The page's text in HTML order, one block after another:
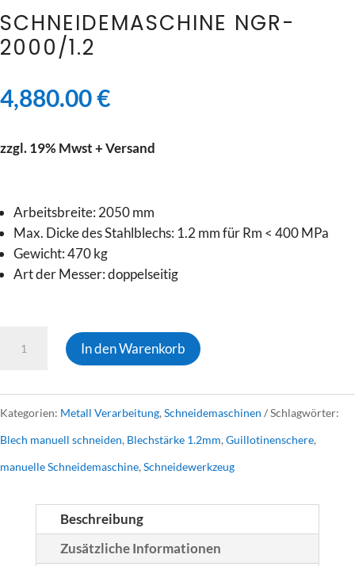
SCHNEIDEMASCHINE NGR-
2000/1.2
4,880.00€
zzgl. 19% Mwst + Versand
Arbeitsbreite: 2050 mm
Max. Dicke des Stahlblechs: 1.2 mm für Rm < 400 MPa
Gewicht: 470 kg
ArtderMesser:doppelseitig
SCHNEIDEMASCHINE
2000/1.2
Menge
In den Warenkorb
Kategorien: Metall Verarbeitung, Schneidemaschinen
Schlagwörter:
Blech manuell schneiden, Blechstärke 1.2mm, Guillotinenschere,
manuelle Schneidemaschine, Schneidewerkzeug
Beschreibung
Zusätzliche Informationen